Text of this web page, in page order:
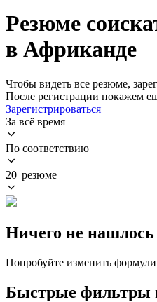
Резюме
в Африканде
Чтобы видеть все резюме,
После регистрации покажем
Зарегистрироваться
За всё время
По соответствию
20 резюме
Ничего не нашлось
Попробуйте изменить
Быстрые фильтры